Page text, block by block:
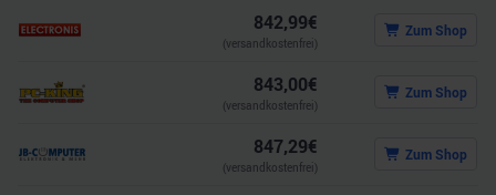
842,99€
(versandkostenfrei)
Zum Shop
843,00€
(versandkostenfrei)
Zum Shop
847,29€
(versandkostenfrei)
Zum Shop